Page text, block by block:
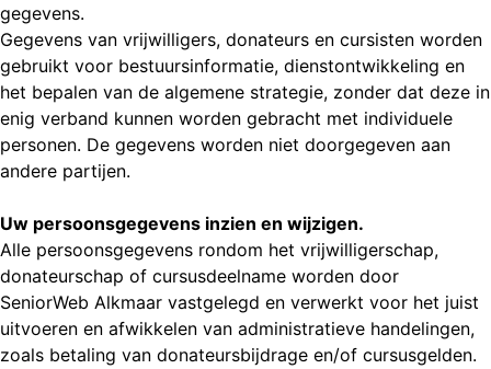
gegevens.
Gegevens van vrijwilligers, donateurs en cursisten worden
gebruikt voor bestuursinformatie, dienstontwikkeling en
het bepalen van de algemene strategie, zonder dat deze in
enig verband kunnen worden gebracht met individuele
personen. De gegevens worden niet doorgegeven aan
andere partijen.
Uw persoonsgegevens inzien en wijzigen.
Alle persoonsgegevens rondom het vrijwilligerschap,
donateurschap of cursusdeelname worden door
SeniorWeb Alkmaar vastgelegd en verwerkt voor het juist
uitvoeren en afwikkelen van administratieve handelingen,
zoals betaling van donateursbijdrage en/of cursusgelden.